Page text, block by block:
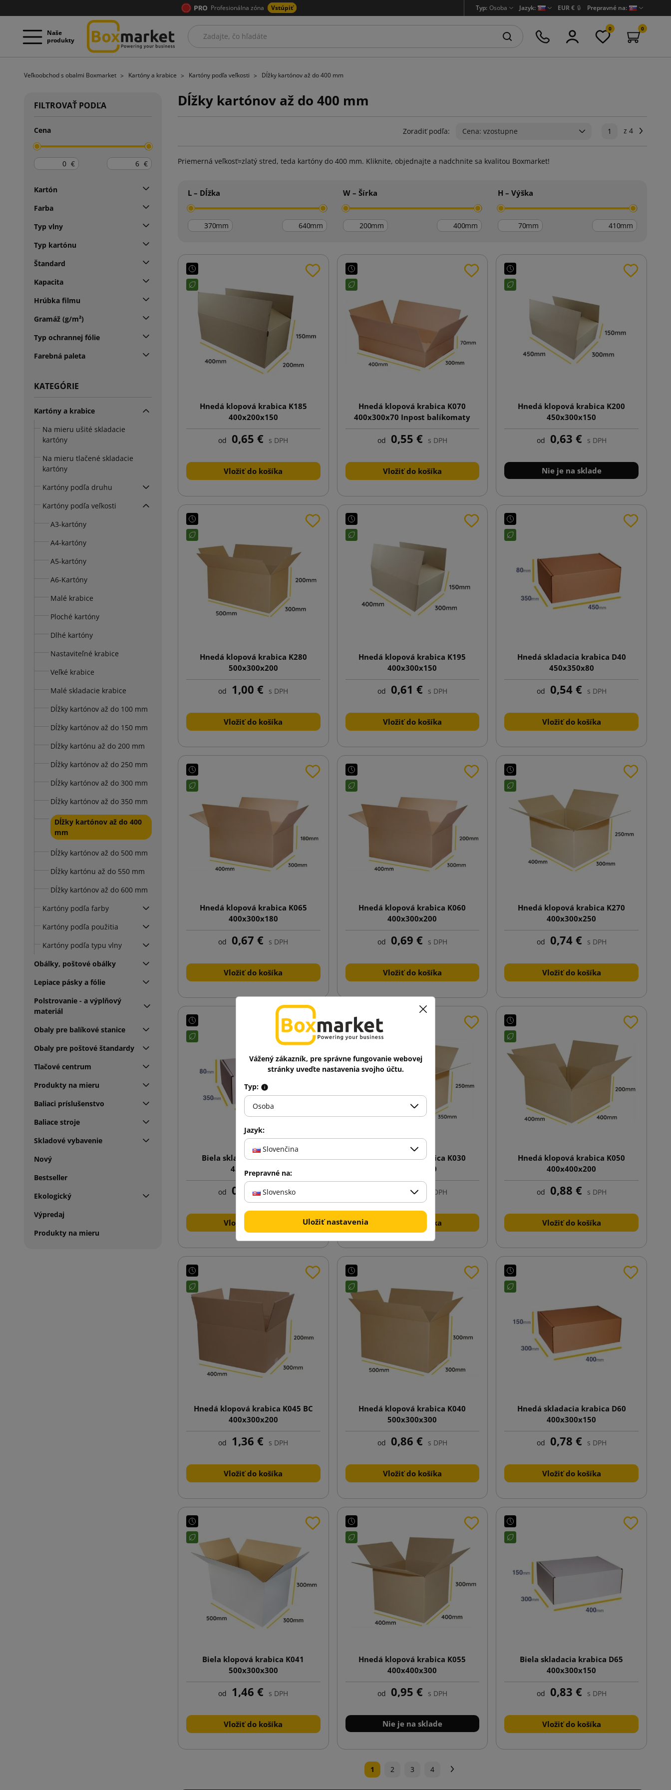
Profesionálna zóna Vstúpiť Typ: Osoba Jazyk: EUR € 🔒 Prepravné na:
Naše
produkty
0 0
Veľkoobchod s obalmi Boxmarket Kartóny a krabice Kartóny podľa veľkosti Dĺžky kartónov až do 400 mm
FILTROVAŤ PODĽA
Cena
€ €
Kartón
Farba
Typ vlny
Typ kartónu
Štandard
Kapacita
Hrúbka filmu
Gramáž (g/m²)
Typ ochrannej fólie
Farebná paleta
KATEGÓRIE
Kartóny a krabice
Na mieru ušité skladacie
kartóny
Na mieru tlačené skladacie
kartóny
Kartóny podľa druhu
Kartóny podľa veľkosti
A3-kartóny
A4-kartóny
A5-kartóny
A6-Kartóny
Malé krabice
Ploché kartóny
Dlhé kartóny
Nastaviteľné krabice
Veľké krabice
Malé skladacie krabice
Dĺžky kartónov až do 100 mm
Dĺžky kartónov až do 150 mm
Dĺžky kartónu až do 200 mm
Dĺžky kartónov až do 250 mm
Dĺžky kartónov až do 300 mm
Dĺžky kartónov až do 350 mm
Dĺžky kartónov až do 400
mm
Dĺžky kartónov až do 500 mm
Dĺžky kartónu až do 550 mm
Dĺžky kartónov až do 600 mm
Kartóny podľa farby
Kartóny podľa použitia
Kartóny podľa typu vlny
Obálky, poštové obálky
Lepiace pásky a fólie
Polstrovanie - a výplňový
materiál
Obaly pre balíkové stanice
Obaly pre poštové štandardy
Tlačové centrum
Produkty na mieru
Baliaci príslušenstvo
Baliace stroje
Skladové vybavenie
Nový
Bestseller
Ekologický
Výpredaj
Produkty na mieru
Dĺžky kartónov až do 400 mm
Zoradiť podľa: Cena: vzostupne 1 z 4
Priemerná veľkosť=zlatý stred, teda kartóny do 400 mm. Kliknite, objednajte a nadchnite sa kvalitou Boxmarket!
L – Dĺžka
mm mm
W – Šírka
mm mm
H – Výška
mm mm
Hnedá klopová krabica K185
400x200x150
od 0,65 € s DPH
Vložiť do košíka
Hnedá klopová krabica K070
400x300x70 Inpost balíkomaty
veľkosť A
od 0,55 € s DPH
Vložiť do košíka
Hnedá klopová krabica K200
450x300x150
od 0,63 € s DPH
Nie je na sklade
Hnedá klopová krabica K280
500x300x200
od 1,00 € s DPH
Vložiť do košíka
Hnedá klopová krabica K195
400x300x150
od 0,61 € s DPH
Vložiť do košíka
Hnedá skladacia krabica D40
450x350x80
od 0,54 € s DPH
Vložiť do košíka
Hnedá klopová krabica K065
400x300x180
od 0,67 € s DPH
Vložiť do košíka
Hnedá klopová krabica K060
400x300x200
od 0,69 € s DPH
Vložiť do košíka
Hnedá klopová krabica K270
400x300x250
od 0,74 € s DPH
Vložiť do košíka
Biela skladacia krabica D45
450x350x80
od 0,61 € s DPH
Vložiť do košíka
Hnedá klopová krabica K030
450x350x250
0,79 € s DPH
Vložiť do košíka
Hnedá klopová krabica K050
400x400x200
od 0,88 € s DPH
Vložiť do košíka
Hnedá klopová krabica K045 BC
400x300x200
od 1,36 € s DPH
Vložiť do košíka
Hnedá klopová krabica K040
500x300x300
od 0,86 € s DPH
Vložiť do košíka
Hnedá skladacia krabica D60
400x300x150
od 0,78 € s DPH
Vložiť do košíka
Biela klopová krabica K041
500x300x300
od 1,46 € s DPH
Vložiť do košíka
Hnedá klopová krabica K055
400x400x300
od 0,95 € s DPH
Nie je na sklade
Biela skladacia krabica D65
400x300x150
od 0,83 € s DPH
Vložiť do košíka
1 2 3 4
Vážený zákazník, pre správne fungovanie webovej
stránky uveďte nastavenia svojho účtu.
Typ:
Osoba
Jazyk:
Slovenčina
Prepravné na:
Slovensko
Uložiť nastavenia